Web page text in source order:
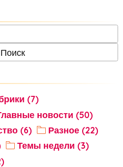
(7)
новости (50)
(6)
Разное (22)
Темы недели (3)